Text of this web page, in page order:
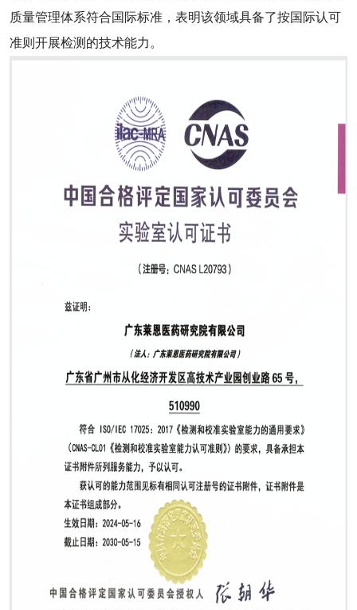
质量管理体系符合国际标准，表明该领域具备了按国际认可
准则开展检测的技术能力。